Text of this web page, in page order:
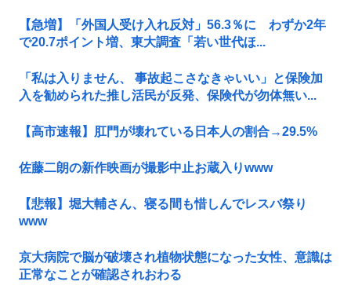
【急増】「外国人受け入れ反対」56.3％に わずか2年
で20.7ポイント増、東大調査「若い世代ほ...
「私は入りません、 事故起こさなきゃいい」と保険加
入を勧められた推し活民が反発、保険代が勿体無い...
【高市速報】肛門が壊れている日本人の割合→29.5%
佐藤二朗の新作映画が撮影中止お蔵入りwww
【悲報】堀大輔さん、寝る間も惜しんでレスバ祭り
www
京大病院で脳が破壊され植物状態になった女性、意識は
正常なことが確認されおわる